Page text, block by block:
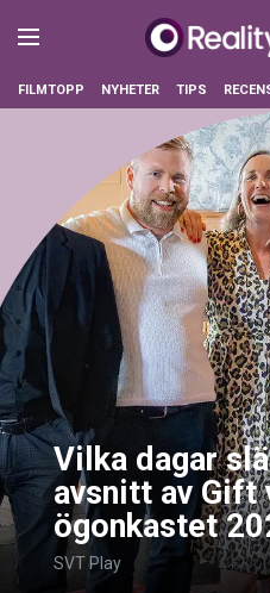
FILMTOPP NYHETER TIPS
Vilka dagar
avsnitt av Gift
ögonkastet
SVT Play